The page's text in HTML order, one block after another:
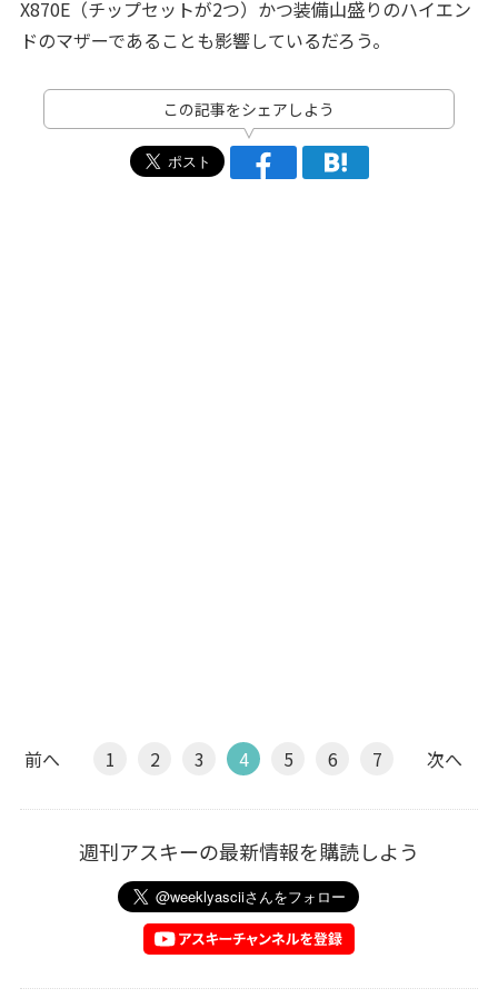
X870E（チップセットが2つ）かつ装備山盛りのハイエン
ドのマザーであることも影響しているだろう。
この記事をシェアしよう
前へ 1 2 3 4 5 6 7 次へ
週刊アスキーの最新情報を購読しよう